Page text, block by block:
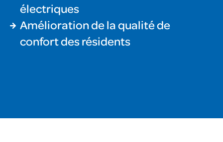
électriques
Amélioration de la qualité de
confort des résidents